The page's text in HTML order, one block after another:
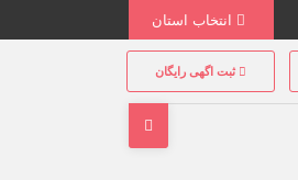
ثبت اگهی رایگان